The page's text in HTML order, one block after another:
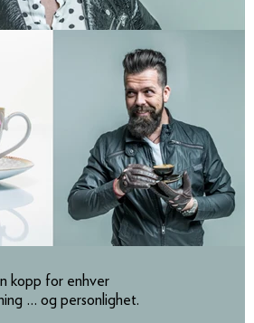
kopp for enhver
… og personlighet.